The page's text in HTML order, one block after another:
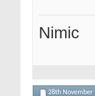
Nimic
28th November